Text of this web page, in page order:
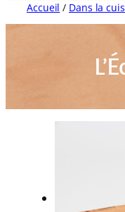
Accueil / Dans la